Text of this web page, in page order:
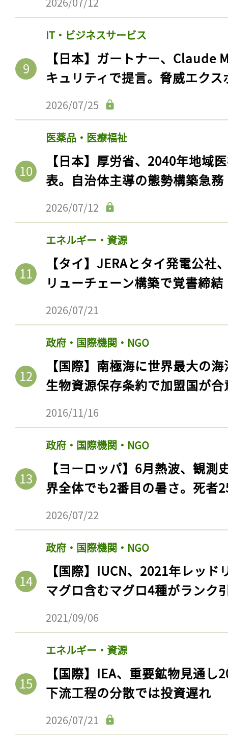
IT・ビジネスサービス
【日本】ガートナー、Claude
キュリティで提言。脅威エク
2026/07/25
医薬品・医療福祉
【日本】厚労省、2040年地域
表。自治体主導の態勢構築急務
2026/07/12
エネルギー・資源
【タイ】JERAとタイ発電公社
リューチェーン構築で覚書締結
2026/07/21
政府・国際機関・NGO
【国際】南極海に世界最大の
生物資源保存条約で加盟国が合
2016/11/16
政府・国際機関・NGO
【ヨーロッパ】6月熱波、観
界全体でも2番目の暑さ。死者
2026/07/22
政府・国際機関・NGO
【国際】IUCN、2021年レッ
マグロ含むマグロ4種がランク
2021/09/06
エネルギー・資源
【国際】IEA、重要鉱物見通
下流工程の分散では投資遅れ
2026/07/21
ログイン